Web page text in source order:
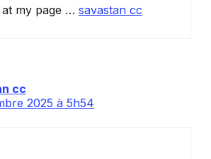
my page … savastan cc
cc
2025 à 5h54